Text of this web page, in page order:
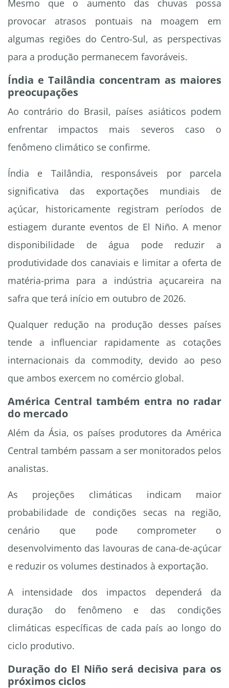
Mesmo que o aumento das chuvas possa
provocar atrasos pontuais na moagem em
algumas regiões do Centro-Sul, as perspectivas
para a produção permanecem favoráveis.
Índia e Tailândia concentram as maiores
preocupações
Ao contrário do Brasil, países asiáticos podem
enfrentar impactos mais severos caso o
fenômeno climático se confirme.
Índia e Tailândia, responsáveis por parcela
significativa das exportações mundiais de
açúcar, historicamente registram períodos de
estiagem durante eventos de El Niño. A menor
disponibilidade de água pode reduzir a
produtividade dos canaviais e limitar a oferta de
matéria-prima para a indústria açucareira na
safra que terá início em outubro de 2026.
Qualquer redução na produção desses países
tende a influenciar rapidamente as cotações
internacionais da commodity, devido ao peso
que ambos exercem no comércio global.
América Central também entra no radar
do mercado
Além da Ásia, os países produtores da América
Central também passam a ser monitorados pelos
analistas.
As projeções climáticas indicam maior
probabilidade de condições secas na região,
cenário que pode comprometer o
desenvolvimento das lavouras de cana-de-açúcar
e reduzir os volumes destinados à exportação.
A intensidade dos impactos dependerá da
duração do fenômeno e das condições
climáticas específicas de cada país ao longo do
ciclo produtivo.
Duração do El Niño será decisiva para os
próximos ciclos